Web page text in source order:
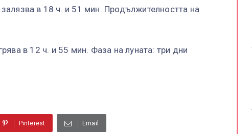
в 18 ч. и 51 мин. Продължителността на
в 12 ч. и 55 мин. Фаза на луната: три дни
Pinterest Email